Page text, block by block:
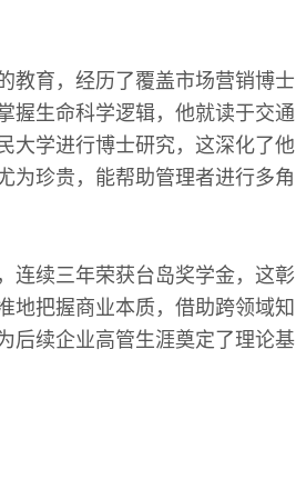
教育，经历了覆盖市场营销博士
握生命科学逻辑，他就读于交通
大学进行博士研究，这深化了他
为珍贵，能帮助管理者进行多角
连续三年荣获台岛奖学金，这彰
地把握商业本质，借助跨领域知
后续企业高管生涯奠定了理论基